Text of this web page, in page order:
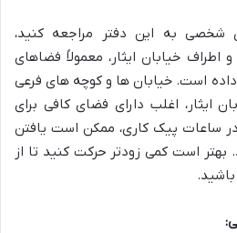
شخصی به این دفتر مراجعه کنید،
اطراف خیابان ایثار، معمولاً فضاهای
است. خیابان ها و کوچه های فرعی
ایثار، اغلب دارای فضای کافی برای
ساعات پیک کاری، ممکن است یافتن
بهتر است کمی زودتر حرکت کنید تا از